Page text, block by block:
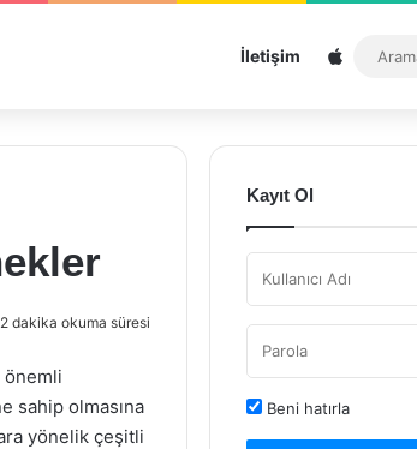
İletişim Sitemap
2 dakika okuma süresi
önemli
sahip olmasına
yönelik çeşitli
Kayıt Ol
Beni hatırla